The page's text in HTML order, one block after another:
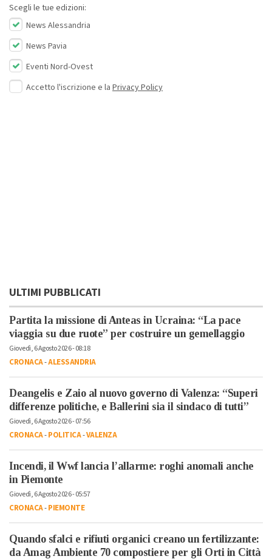
Scegli le tue edizioni:
News Alessandria
News Pavia
Eventi Nord-Ovest
Accetto l'iscrizione e la Privacy Policy
ULTIMI PUBBLICATI
Partita la missione di Anteas in Ucraina: “La pace
viaggia su due ruote” per costruire un gemellaggio
Giovedì, 6 Agosto 2026 - 08:18
CRONACA-ALESSANDRIA
Deangelis e Zaio al nuovo governo di Valenza: “Superi
differenze politiche, e Ballerini sia il sindaco di tutti”
Giovedì, 6 Agosto 2026 - 07:56
CRONACA-POLITICA-VALENZA
Incendi, il Wwf lancia l’allarme: roghi anomali anche
in Piemonte
Giovedì, 6 Agosto 2026 - 05:57
CRONACA-PIEMONTE
Quando sfalci e rifiuti organici creano un fertilizzante:
da Amag Ambiente 70 compostiere per gli Orti in Città